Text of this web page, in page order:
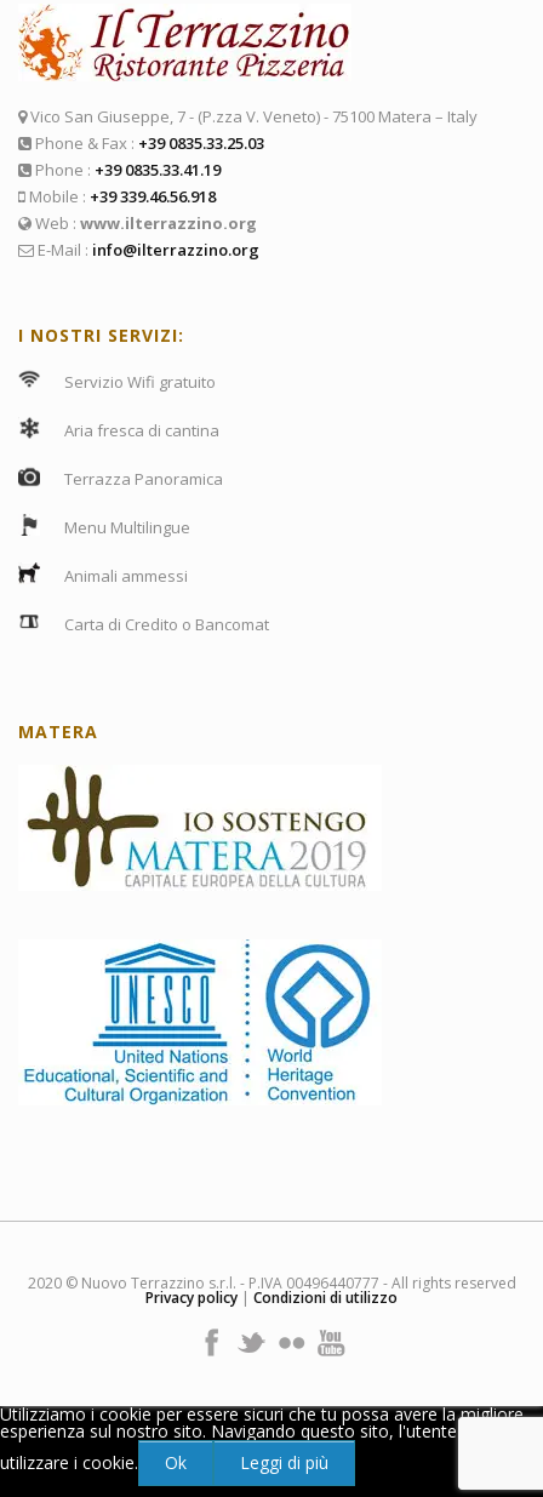
Vico San Giuseppe, 7 - (P.zza V. Veneto) - 75100 Matera – Italy
Phone & Fax : +39 0835.33.25.03
Phone : +39 0835.33.41.19
Mobile : +39 339.46.56.918
Web : www.ilterrazzino.org
E-Mail : info@ilterrazzino.org
I NOSTRI SERVIZI:
Servizio Wifi gratuito
Aria fresca di cantina
Terrazza Panoramica
Menu Multilingue
Animali ammessi
Carta di Credito o Bancomat
MATERA
2020 © Nuovo Terrazzino s.r.l. - P.IVA 00496440777 - All rights reserved
Privacy policy | Condizioni di utilizzo
Utilizziamo i cookie per essere sicuri che tu possa avere la migliore
esperienza sul nostro sito. Navigando questo sito, l'utente accetta di
utilizzare i cookie.
Ok Leggi di più